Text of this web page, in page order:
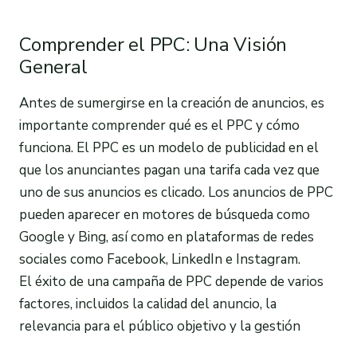
Comprender el PPC: Una Visión
General
Antes de sumergirse en la creación de anuncios, es
importante comprender qué es el PPC y cómo
funciona. El PPC es un modelo de publicidad en el
que los anunciantes pagan una tarifa cada vez que
uno de sus anuncios es clicado. Los anuncios de PPC
pueden aparecer en motores de búsqueda como
Google y Bing, así como en plataformas de redes
sociales como Facebook, LinkedIn e Instagram.
El éxito de una campaña de PPC depende de varios
factores, incluidos la calidad del anuncio, la
relevancia para el público objetivo y la gestión